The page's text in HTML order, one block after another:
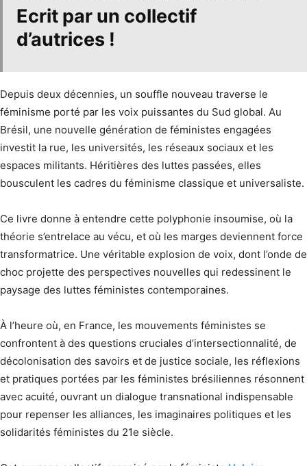
Ecrit par un collectif
d’autrices !
Depuis deux décennies, un souffle nouveau traverse le
féminisme porté par les voix puissantes du Sud global. Au
Brésil, une nouvelle génération de féministes engagées
investit la rue, les universités, les réseaux sociaux et les
espaces militants. Héritières des luttes passées, elles
bousculent les cadres du féminisme classique et universaliste.
Ce livre donne à entendre cette polyphonie insoumise, où la
théorie s’entrelace au vécu, et où les marges deviennent force
transformatrice. Une véritable explosion de voix, dont l’onde de
choc projette des perspectives nouvelles qui redessinent le
paysage des luttes féministes contemporaines.
À l’heure où, en France, les mouvements féministes se
confrontent à des questions cruciales d’intersectionnalité, de
décolonisation des savoirs et de justice sociale, les réflexions
et pratiques portées par les féministes brésiliennes résonnent
avec acuité, ouvrant un dialogue transnational indispensable
pour repenser les alliances, les imaginaires politiques et les
solidarités féministes du 21e siècle.